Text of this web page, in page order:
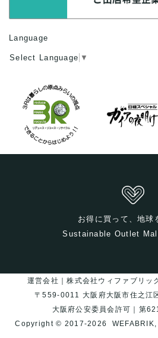
Language
Select Language ▼
お得に買って、地球
Sustainable Outlet Mall
運営会社｜株式会社ウィファブリッ
〒559-0011 大阪府大阪市住之江
大阪府公安委員会許可｜第
Copyright © 2017-2026